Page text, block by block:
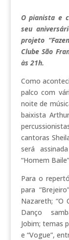
O pianista e
seu
projeto
Clube São
às 21h.
Como
palco com
noite de
baixista
cantoras
será
“Homem
Para o
para
Nazareth; “O
Danço
Jobim; temas
e “Vogue”,